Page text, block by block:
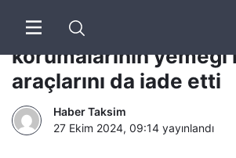
CHP’de kriz: Kemal
korumalarının
araçlarını da iade etti
Haber Taksim
27 Ekim 2024, 09:14 yayınlandı